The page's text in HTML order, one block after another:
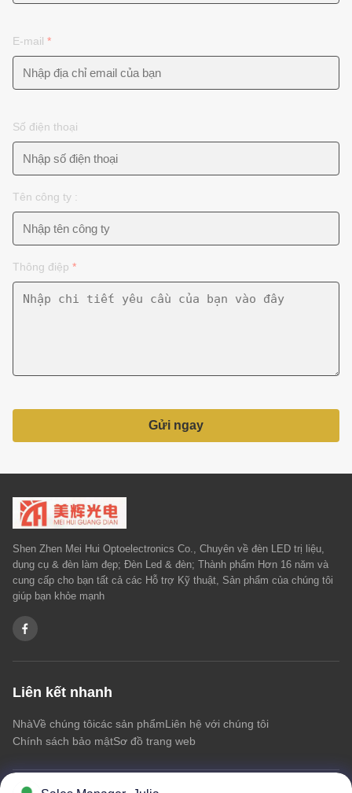
E-mail *
Số điện thoại
Tên công ty :
Thông điệp *
Gửi ngay
Shen Zhen Mei Hui Optoelectronics Co., Chuyên về đèn LED trị liệu,
dụng cụ & đèn làm đẹp; Đèn Led & đèn; Thành phẩm Hơn 16 năm và
cung cấp cho bạn tất cả các Hỗ trợ Kỹ thuật, Sản phẩm của chúng tôi
giúp bạn khỏe mạnh
Liên kết nhanh
NhàVề chúng tôicác sản phẩmLiên hệ với chúng tôi
Chính sách bảo mậtSơ đồ trang web